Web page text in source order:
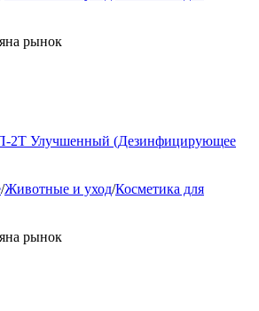
рынок
2Т Улучшенный (Дезинфицирующее
/Животные и уход/Косметика для
рынок